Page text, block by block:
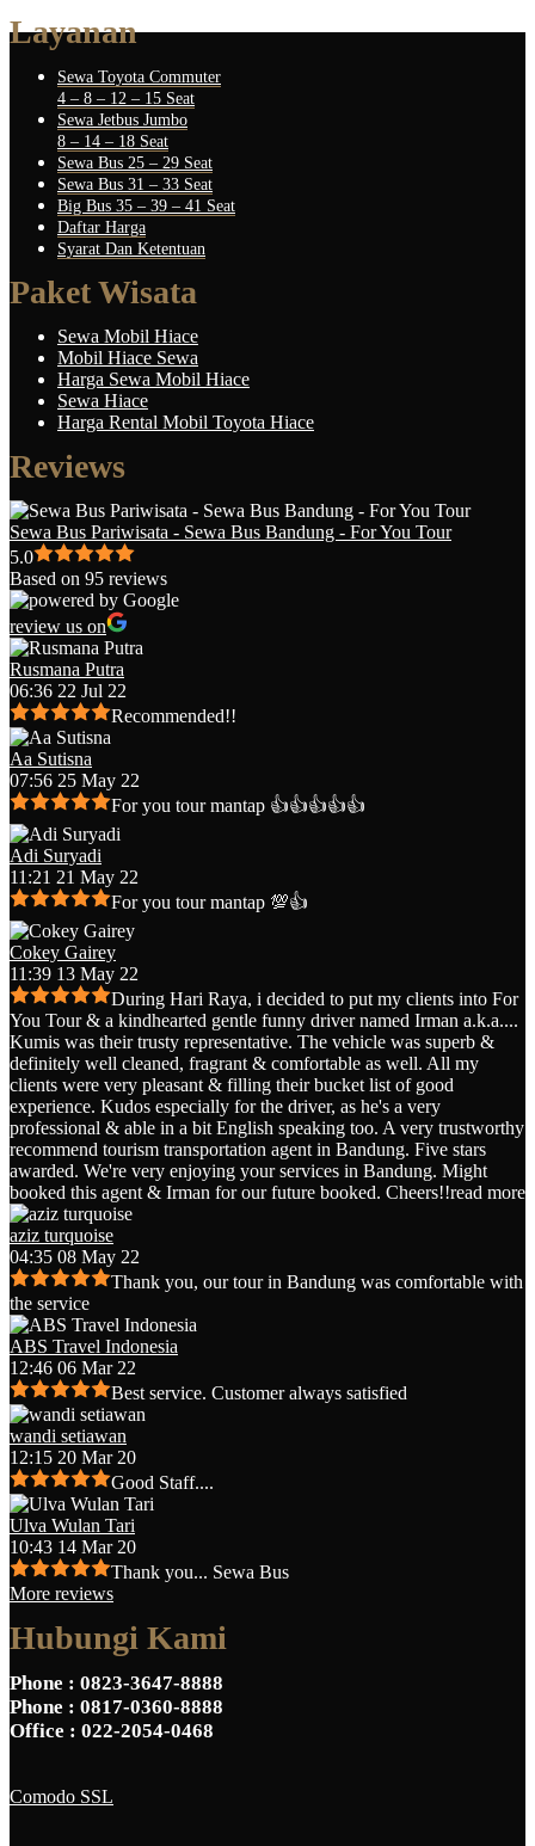
Layanan
Sewa Toyota Commuter
4 – 8 – 12 – 15 Seat
Sewa Jetbus Jumbo
8 – 14 – 18 Seat
Sewa Bus 25 – 29 Seat
Sewa Bus 31 – 33 Seat
Big Bus 35 – 39 – 41 Seat
Daftar Harga
Syarat Dan Ketentuan
Paket Wisata
Sewa Mobil Hiace
Mobil Hiace Sewa
Harga Sewa Mobil Hiace
Sewa Hiace
Harga Rental Mobil Toyota Hiace
Reviews
Sewa Bus Pariwisata - Sewa Bus Bandung - For You Tour
5.0
Based on 95 reviews
review us on
Rusmana Putra
06:36 22 Jul 22
Recommended!!
Aa Sutisna
07:56 25 May 22
For you tour mantap 👍👍👍👍👍
Adi Suryadi
11:21 21 May 22
For you tour mantap 💯👍
Cokey Gairey
11:39 13 May 22
During Hari Raya, i decided to put my clients into For
You Tour & a kindhearted gentle funny driver named Irman a.k.a....
Kumis was their trusty representative. The vehicle was superb &
definitely well cleaned, fragrant & comfortable as well. All my
clients were very pleasant & filling their bucket list of good
experience. Kudos especially for the driver, as he's a very
professional & able in a bit English speaking too. A very trustworthy
recommend tourism transportation agent in Bandung. Five stars
awarded. We're very enjoying your services in Bandung. Might
booked this agent & Irman for our future booked. Cheers!!read more
aziz turquoise
04:35 08 May 22
Thank you, our tour in Bandung was comfortable with
the service
ABS Travel Indonesia
12:46 06 Mar 22
Best service. Customer always satisfied
wandi setiawan
12:15 20 Mar 20
Good Staff....
Ulva Wulan Tari
10:43 14 Mar 20
Thank you... Sewa Bus
More reviews
Hubungi Kami
Phone : 0823-3647-8888
Phone : 0817-0360-8888
Office : 022-2054-0468
Comodo SSL